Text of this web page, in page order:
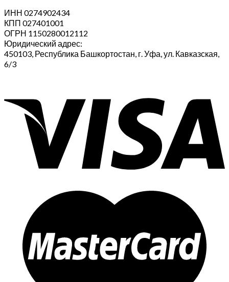
ИНН 0274902434
КПП 027401001
ОГРН 1150280012112
Юридический адрес:
450103, Республика Башкортостан, г. Уфа, ул. Кавказская,
6/3